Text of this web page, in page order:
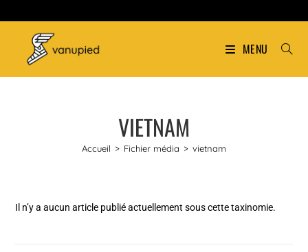
MENU
VIETNAM
Accueil > Fichier média > vietnam
Il n’y a aucun article publié actuellement sous cette taxinomie.